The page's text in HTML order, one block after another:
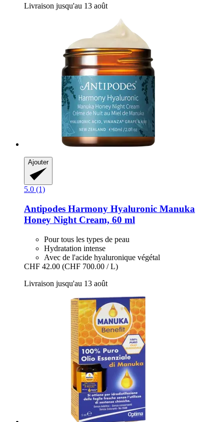
Livraison jusqu'au 13 août
Ajouter
5.0 (1)
Antipodes Harmony Hyaluronic Manuka
Honey Night Cream, 60 ml
Pour tous les types de peau
Hydratation intense
Avec de l'acide hyaluronique végétal
CHF 42.00 (CHF 700.00 / L)
Livraison jusqu'au 13 août